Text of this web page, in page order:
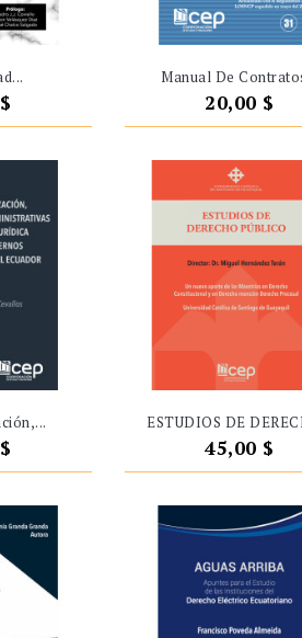
Manual De
Precio
20,00 $
ESTUDIOS DE
Precio
45,00 $